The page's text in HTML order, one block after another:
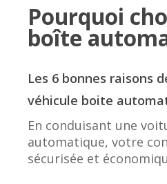
Pourquoi
boîte
Les 6 bonnes raisons
véhicule boite
En conduisant une
automatique, votre
sécurisée et